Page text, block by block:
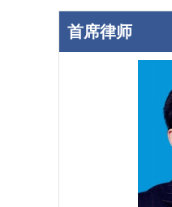
首席律师